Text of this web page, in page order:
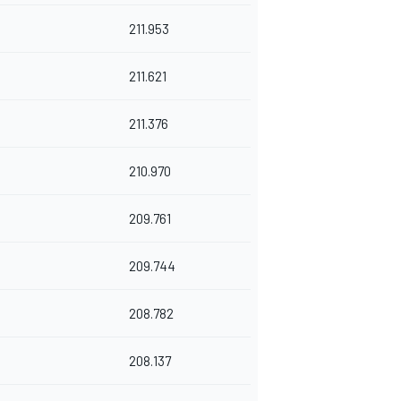
211.953
211.621
211.376
210.970
209.761
209.744
208.782
208.137